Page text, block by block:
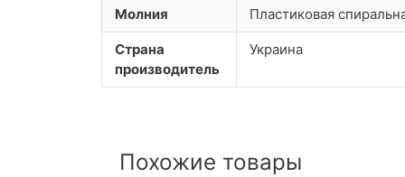
Молния Пластиковая
Страна
производитель
Украина
Похожие товары